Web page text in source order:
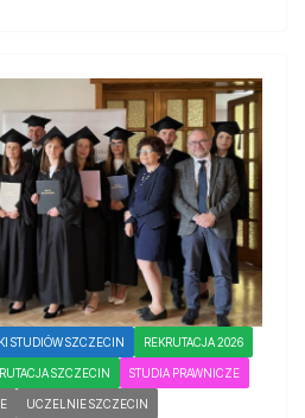
STUDIÓW SZCZECIN REKRUTACJA 2026
SZCZECIN STUDIA PRAWNICZE
UCZELNIE SZCZECIN